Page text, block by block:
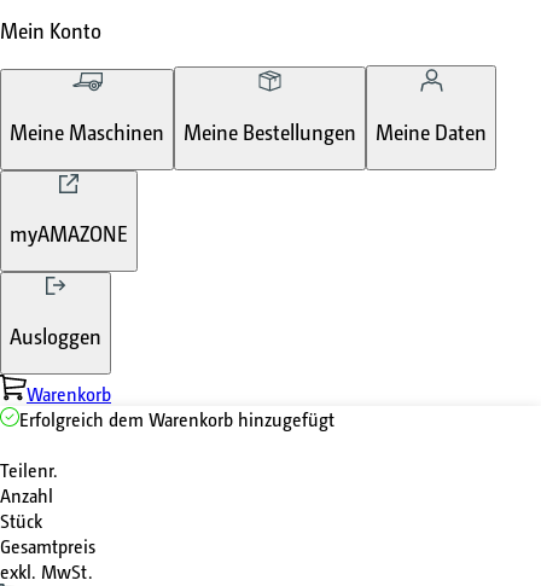
Mein Konto
Meine Maschinen Meine Bestellungen Meine Daten
myAMAZONE
Ausloggen
Warenkorb
Erfolgreich dem Warenkorb hinzugefügt
Teilenr.
Anzahl
Stück
Gesamtpreis
exkl. MwSt.